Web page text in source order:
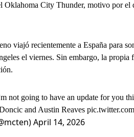
Oklahoma City Thunder, motivo por
viajó recientemente a España para
el viernes. Sin embargo, la
not going to have an update for you
and Austin Reaves
April 14, 2026